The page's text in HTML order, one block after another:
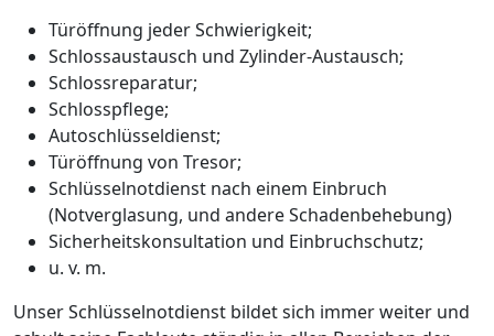
Türöffnung jeder Schwierigkeit;
Schlossaustausch und Zylinder-Austausch;
Schlossreparatur;
Schlosspflege;
Autoschlüsseldienst;
Türöffnung von Tresor;
Schlüsselnotdienst nach einem Einbruch
(Notverglasung, und andere Schadenbehebung)
Sicherheitskonsultation und Einbruchschutz;
u. v. m.
Unser Schlüsselnotdienst bildet sich immer weiter und